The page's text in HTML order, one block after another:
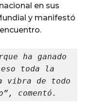
en sus
y manifestó
ha ganado
toda la
vibra de todo
comentó.